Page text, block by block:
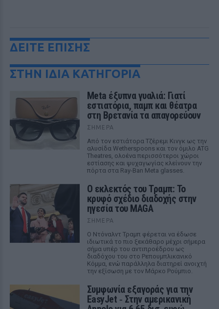
ΔΕΙΤΕ ΕΠΙΣΗΣ
ΣΤΗΝ ΙΔΙΑ ΚΑΤΗΓΟΡΙΑ
Meta έξυπνα γυαλιά: Γιατί
εστιατόρια, παμπ και θέατρα
στη Βρετανία τα απαγορεύουν
ΣΉΜΕΡΑ
Από τον εστιάτορα Τζέρεμι Κινγκ ως την
αλυσίδα Wetherspoons και τον όμιλο ATG
Theatres, ολοένα περισσότεροι χώροι
εστίασης και ψυχαγωγίας κλείνουν την
πόρτα στα Ray-Ban Meta glasses.
Ο εκλεκτός του Τραμπ: Το
κρυφό σχέδιο διαδοχής στην
ηγεσία του MAGA
ΣΉΜΕΡΑ
Ο Ντόναλντ Τραμπ φέρεται να έδωσε
ιδιωτικά το πιο ξεκάθαρο μέχρι σήμερα
σήμα υπέρ του αντιπροέδρου ως
διαδόχου του στο Ρεπουμπλικανικό
Κόμμα, ενώ παράλληλα διατηρεί ανοιχτή
την εξίσωση με τον Μάρκο Ρούμπιο.
Συμφωνία εξαγοράς για την
EasyJet ‑ Στην αμερικανική